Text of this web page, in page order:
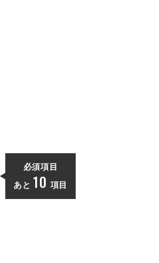
必須項目
あと 10 項目